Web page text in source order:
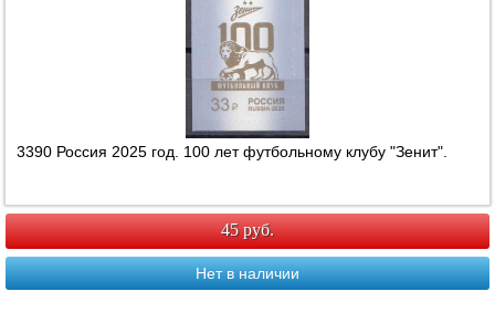
3390 Россия 2025 год. 100 лет футбольному клубу "Зенит".
45 руб.
Нет в наличии